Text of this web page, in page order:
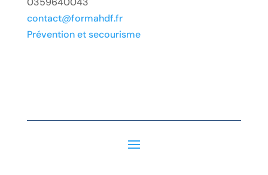
contact@formahdf.fr
Prévention et secourisme